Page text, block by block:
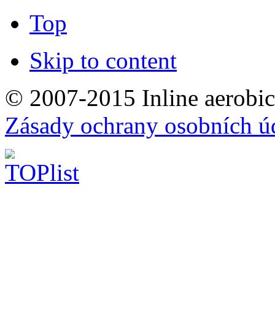
Top
Skip to content
© 2007-2015 Inline
Zásady ochrany osobních